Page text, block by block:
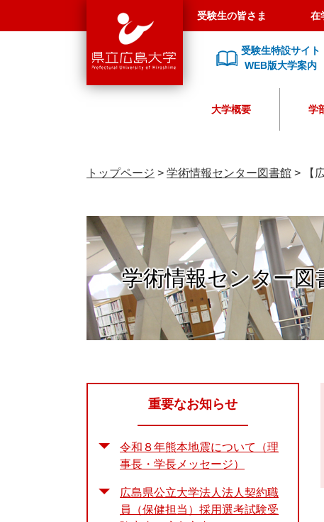
島
大
受験生の皆さま 在
受験生特設サイト
WEB版大学案内
大学概要 学
トップページ > 学術情報センター図書館 > 【
学術情報センター図
重要なお知らせ
令和８年熊本地震について（理
事長・学長メッセージ）
広島県公立大学法人法人契約職
員（保健担当）採用選考試験受